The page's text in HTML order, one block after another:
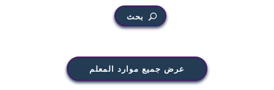
بحث
عرض جميع موارد المعلم